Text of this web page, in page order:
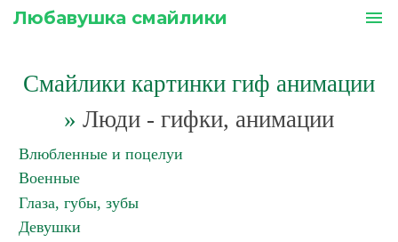
Любавушка смайлики menu
Смайлики картинки гиф анимации
» Люди - гифки, анимации
Влюбленные и поцелуи
Военные
Глаза, губы, зубы
Девушки